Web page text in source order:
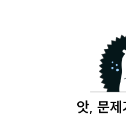
앗, 문